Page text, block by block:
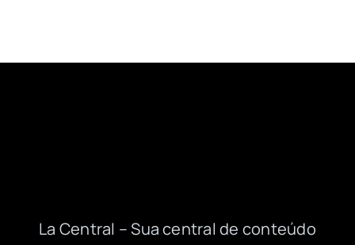
La Central – Sua central de conteúdo